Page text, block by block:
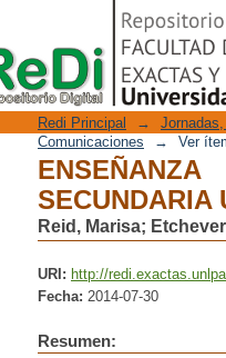
GEOGEBRA
Repositorio Digital
Redi Principal →
Comunicaciones
→ Ver
SECUNDARIA
Reid, Marisa;
URI: http://
Fecha: 2014-07-30
Resumen: